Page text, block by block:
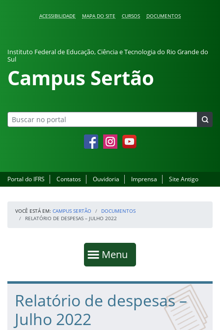
ACESSIBILIDADE MAPA DO SITE CURSOS DOCUMENTOS
Instituto Federal de Educação, Ciência e Tecnologia do Rio Grande do
Sul
Campus Sertão
FacebookInstagramYouTube
Portal do IFRS Contatos Ouvidoria Imprensa Site Antigo
VOCÊ ESTÁ EM: CAMPUS SERTÃO
DOCUMENTOS
RELATÓRIO DE DESPESAS – JULHO 2022
Mostrar
Menu
Fim da navegação
Início do conteúdo
Relatório de despesas –
Julho 2022